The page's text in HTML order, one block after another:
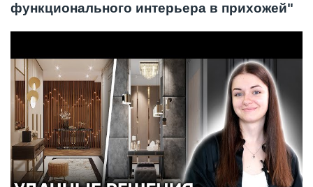
функционального интерьера в прихожей"